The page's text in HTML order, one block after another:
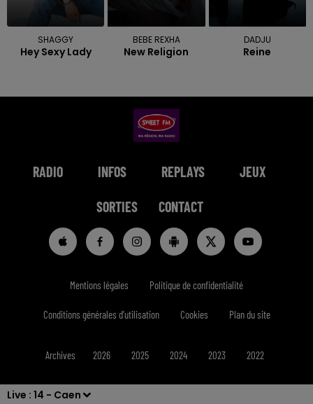
Live : 14 - Caen
SHAGGY
Hey Sexy Lady
BEBE REXHA
New Religion
DADJU
Reine
RADIO INFOS REPLAYS JEUX
SORTIES CONTACT
Mentions légales Politique de confidentialité
Conditions générales d'utilisation Cookies Plan du site
Archives 2026 2025 2024 2023 2022